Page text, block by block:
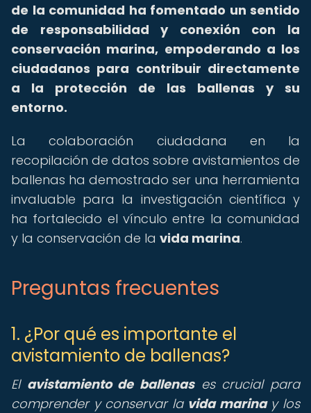
de la comunidad ha fomentado un sentido
de responsabilidad y conexión con la
conservación marina, empoderando a los
ciudadanos para contribuir directamente
a la protección de las ballenas y su
entorno.
La colaboración ciudadana en la
recopilación de datos sobre avistamientos de
ballenas ha demostrado ser una herramienta
invaluable para la investigación científica y
ha fortalecido el vínculo entre la comunidad
y la conservación de la vida marina.
Preguntas frecuentes
1. ¿Por qué es importante el
avistamiento de ballenas?
El avistamiento de ballenases crucial para
comprender y conservar la vida marinay los